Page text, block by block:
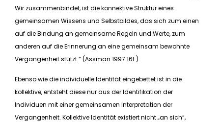
Wir zusammenbindet, ist die konnektive Struktur eines
gemeinsamen Wissens und Selbstbildes, das sich zum einen
auf die Bindung an gemeinsame Regeln und Werte, zum
anderen auf die Erinnerung an eine gemeinsam bewohnte
Vergangenheit stützt.“ (Assman 1997:16f.)
Ebenso wie die individuelle Identität eingebettet ist in die
kollektive, entsteht diese nur aus der Identifikation der
Individuen mit einer gemeinsamen Interpretation der
Vergangenheit. Kollektive Identität existiert nicht „an sich“,